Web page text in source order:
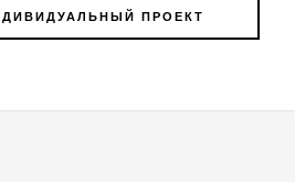
ПРОЕКТ